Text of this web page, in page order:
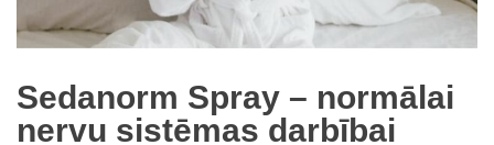
Sedanorm Spray – normālai
nervu sistēmas darbībai